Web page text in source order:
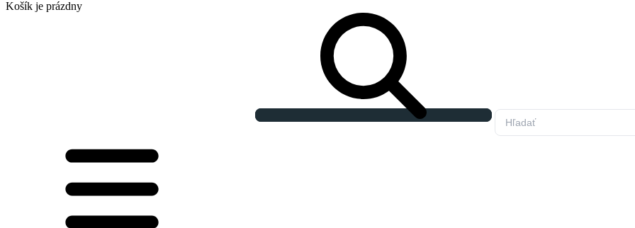
Košík je prázdny